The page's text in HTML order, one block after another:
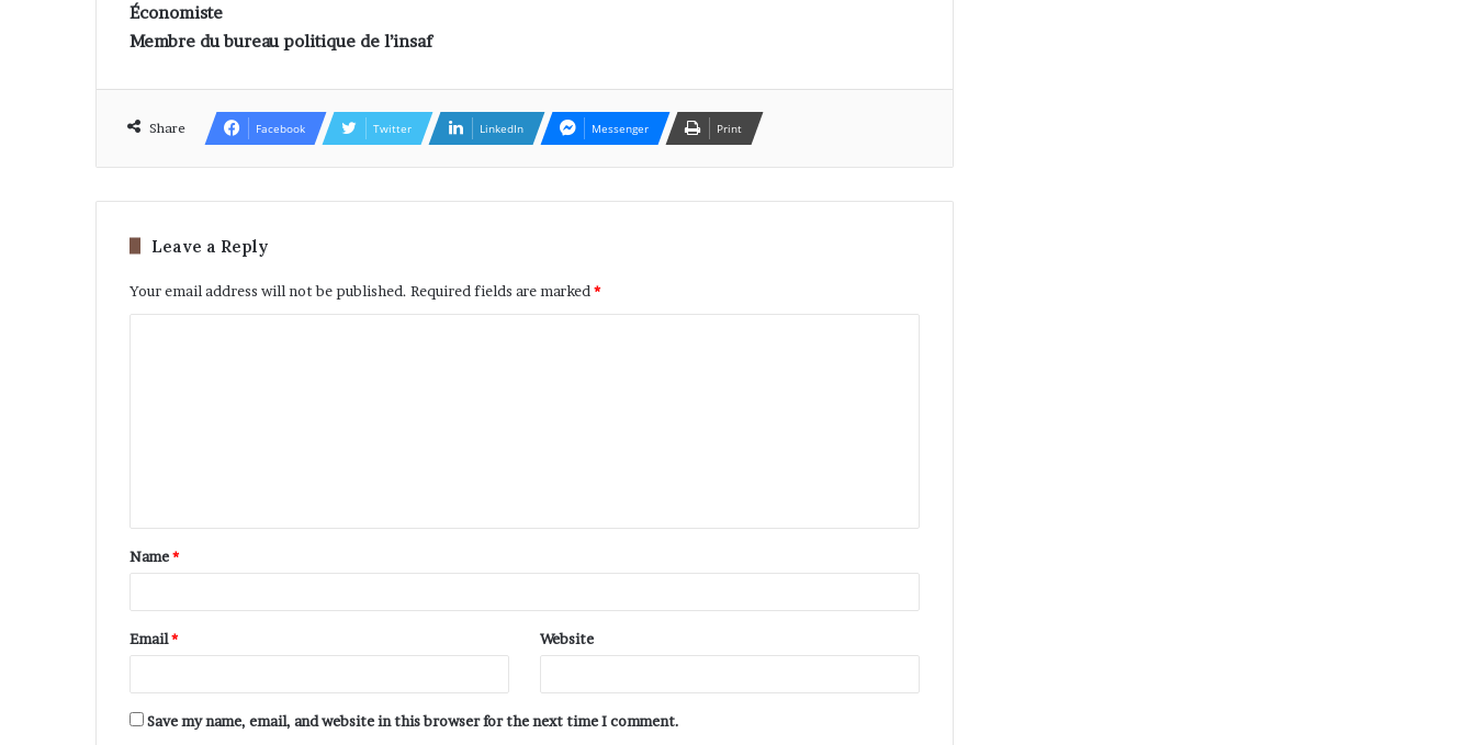
Économiste
Membre du bureau politique de l’insaf
Share Facebook Twitter LinkedIn Messenger Print
Leave a Reply
Your email address will not be published. Required fields are marked *
Name*
Email* Website
Save my name, email, and website in this browser for the next time I comment.